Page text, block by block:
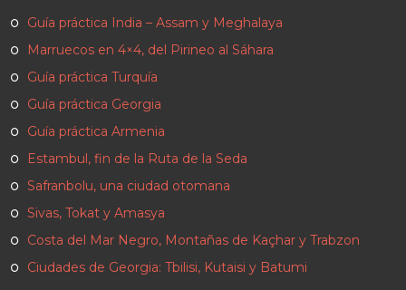
Guía práctica India – Assam y Meghalaya
Marruecos en 4×4, del Pirineo al Sáhara
Guía práctica Turquía
Guía práctica Georgia
Guía práctica Armenia
Estambul, fin de la Ruta de la Seda
Safranbolu, una ciudad otomana
Sivas, Tokat y Amasya
Costa del Mar Negro, Montañas de Kaçhar y Trabzon
Ciudades de Georgia: Tbilisi, Kutaisi y Batumi